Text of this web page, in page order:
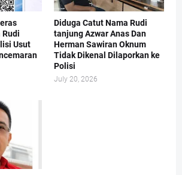
Rudi
Usut
Diduga Catut Nama Rudi
tanjung Azwar Anas Dan
Herman Sawiran Oknum
Tidak Dikenal Dilaporkan ke
Polisi
July 20, 2026